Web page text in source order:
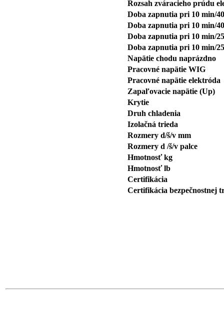
Rozsah zváracieho prúdu
Doba zapnutia pri 10 min/
Doba zapnutia pri 10 min/
Doba zapnutia pri 10 min/
Doba zapnutia pri 10 min/
Napätie chodu naprázdno
Pracovné napätie WIG
Pracovné napätie elektróda
Zapaľovacie napätie (Up)
Krytie
Druh chladenia
Izolačná trieda
Rozmery d/š/v mm
Rozmery d /š/v palce
Hmotnosť kg
Hmotnosť lb
Certifikácia
Certifikácia bezpečnostnej